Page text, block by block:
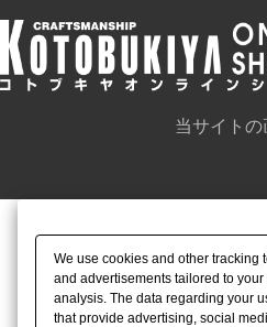
当サイト
We use cookies and other tracking
and advertisements tailored to
analysis. The data regarding your
that provide advertising, social